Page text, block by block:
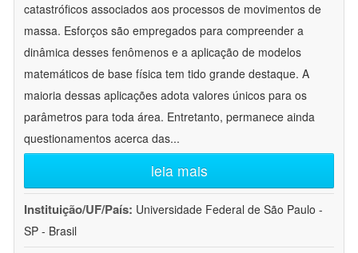
catastróficos associados aos processos de movimentos de
massa. Esforços são empregados para compreender a
dinâmica desses fenômenos e a aplicação de modelos
matemáticos de base física tem tido grande destaque. A
maioria dessas aplicações adota valores únicos para os
parâmetros para toda área. Entretanto, permanece ainda
questionamentos acerca das...
leia mais
Instituição/UF/País: Universidade Federal de São Paulo -
SP - Brasil